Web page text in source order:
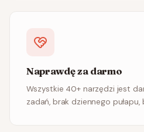
Naprawdę za darmo
Wszystkie 40+ narzędzi jest
zadań, brak dziennego